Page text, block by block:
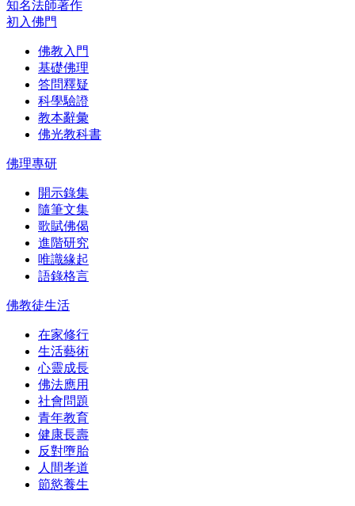
知名法師著作
初入佛門
佛教入門
基礎佛理
答問釋疑
科學驗證
教本辭彙
佛光教科書
佛理專研
開示錄集
隨筆文集
歌賦佛偈
進階研究
唯識緣起
語錄格言
佛教徒生活
在家修行
生活藝術
心靈成長
佛法應用
社會問題
青年教育
健康長壽
反對墮胎
人間孝道
節慾養生